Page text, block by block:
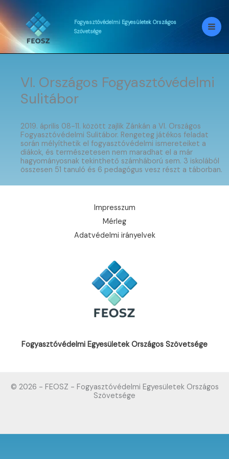
Skip
to
content
Fogyasztóvédelmi Egyesületek Országos
Szövetsége
VI. Országos Fogyasztóvédelmi
Sulitábor
2019. április 08-11. között zajlik Zánkán a VI. Országos
Fogyasztóvédelmi Sulitábor. Rengeteg játékos feladat
során mélyíthetik el fogyasztóvédelmi ismereteiket a
diákok, és természetesen nem maradhat el a már
hagyományosnak tekinthető számháború sem. 3 iskolából
összesen 51 tanuló és 6 pedagógus vesz részt a táborban.
Impresszum
Mérleg
Adatvédelmi irányelvek
Fogyasztóvédelmi Egyesületek Országos Szövetsége
© 2026 - FEOSZ - Fogyasztóvédelmi Egyesületek Országos
Szövetsége